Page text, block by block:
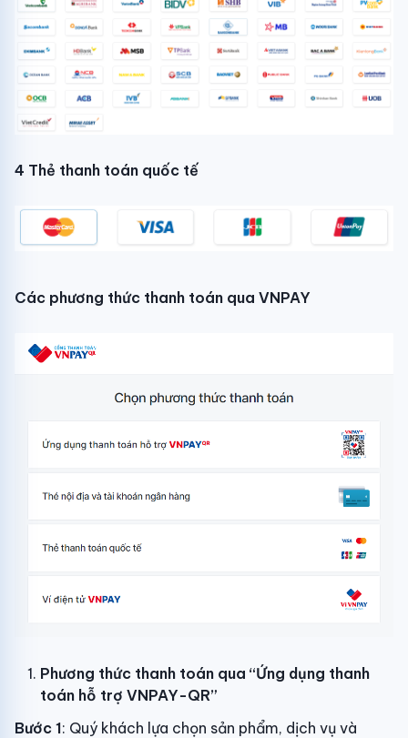
4 Thẻ thanh toán quốc tế
Các phương thức thanh toán qua VNPAY
Phương thức thanh toán qua “Ứng dụng thanh
toán hỗ trợ VNPAY-QR”
Bước 1: Quý khách lựa chọn sản phẩm, dịch vụ và